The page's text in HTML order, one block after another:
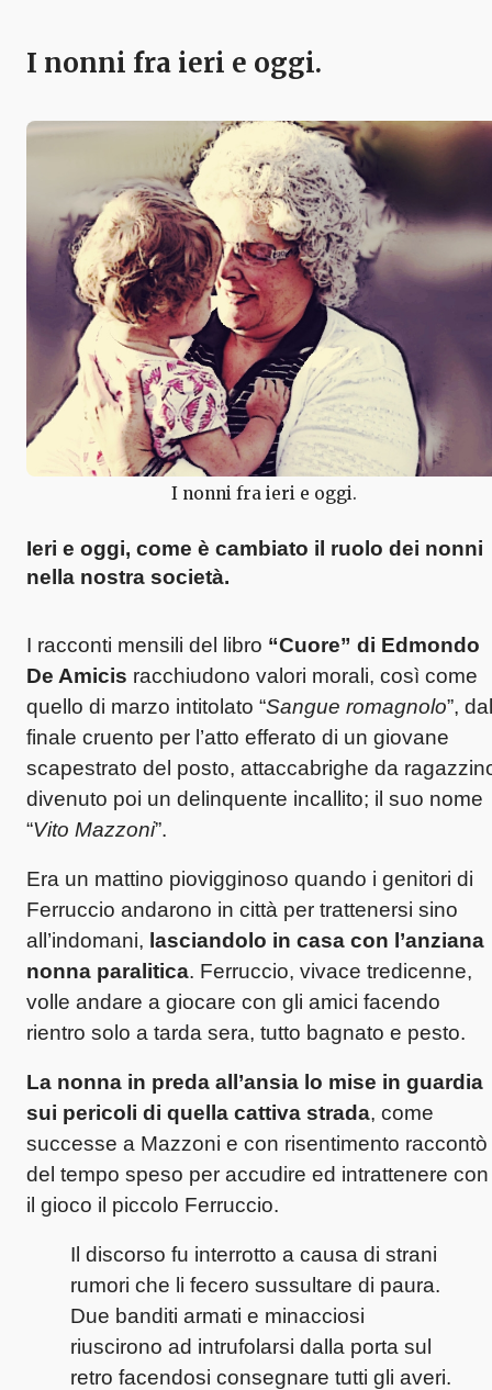
I nonni fra ieri e oggi.
I nonni fra ieri e oggi.
Ieri e oggi, come è cambiato il ruolo dei nonni
nella nostra società.
I racconti mensili del libro “Cuore” di Edmondo
De Amicis racchiudono valori morali, così come
quello di marzo intitolato “Sangue romagnolo”, dal
finale cruento per l’atto efferato di un giovane
scapestrato del posto, attaccabrighe da
divenuto poi un delinquente incallito; il suo nome
“Vito Mazzoni”.
Era un mattino piovigginoso quando i genitori di
Ferruccio andarono in città per trattenersi sino
all’indomani, lasciandolo in casa con l’anziana
nonna paralitica. Ferruccio, vivace tredicenne,
volle andare a giocare con gli amici facendo
rientro solo a tarda sera, tutto bagnato e pesto.
La nonna in preda all’ansia lo mise in guardia
sui pericoli di quella cattiva strada, come
successe a Mazzoni e con risentimento raccontò
del tempo speso per accudire ed intrattenere con
il gioco il piccolo Ferruccio.
Il discorso fu interrotto a causa di strani
rumori che li fecero sussultare di paura.
Due banditi armati e minacciosi
riuscirono ad intrufolarsi dalla porta sul
retro facendosi consegnare tutti gli averi.